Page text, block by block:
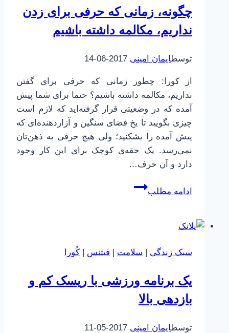
به
زبان
چگونه، زمانی که حرفی برای زدن
نداریم، مکالمه داشته باشیم
توسطایمان امینی 2017-06-14
از کورا: چطور زمانی که حرفی برای گفتن
نداریم، مکالمه داشته باشیم؟ حتما برای شما پیش
آمده که در وضعیتی قرار گرفته‌اید که لازم است
چیزی بگویید تا یخ فضای سنگین و آزاردهنده‌ای که
پیش آمده را بشکنید؛ ولی هیچ حرفی به ذهن‌تان
نمی‌رسد. یک حقه‌ی کوچک برای این کار وجود
دارد و آن حرف…
ادامه مطلب
چگونه،
زدن
مکالمه
داشته
سبک زندگی | سلامت | فیتنس | کُورا
یک برنامه ورزشی با ریسک کم و
بازدهی بالا
توسطایمان امینی 2017-05-11